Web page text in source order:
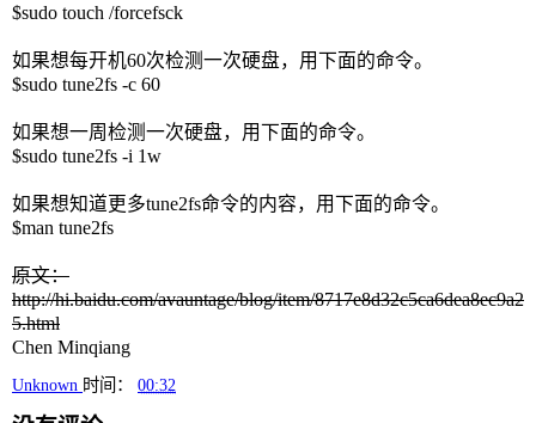
$sudo touch /forcefsck
如果想每开机60次检测一次硬盘，用下面的命令。
$sudo tune2fs -c 60
如果想一周检测一次硬盘，用下面的命令。
$sudo tune2fs -i 1w
如果想知道更多tune2fs命令的内容，用下面的命令。
$man tune2fs
原文：
http://hi.baidu.com/avauntage/blog/item/8717e8d32c5ca6dea8ec9a2
5.html
Chen Minqiang
Unknown 时间： 00:32